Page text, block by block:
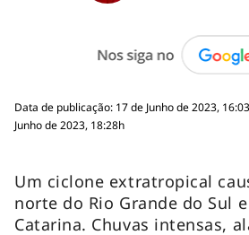
Data de publicação: 17 de Junho de 2023,
Junho de 2023, 18:28h
Um ciclone extratropical
norte do Rio Grande do Sul
Catarina. Chuvas intensas,